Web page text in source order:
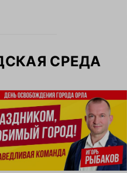
СРЕДА